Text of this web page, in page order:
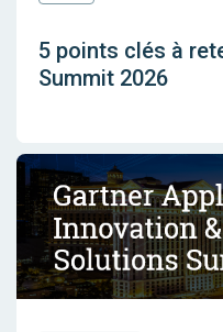
5 points clés à
Summit 2026